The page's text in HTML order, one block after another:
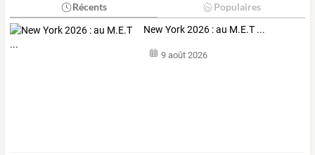
Récents Populaires
New York 2026 : au M.E.T ...
9 août 2026